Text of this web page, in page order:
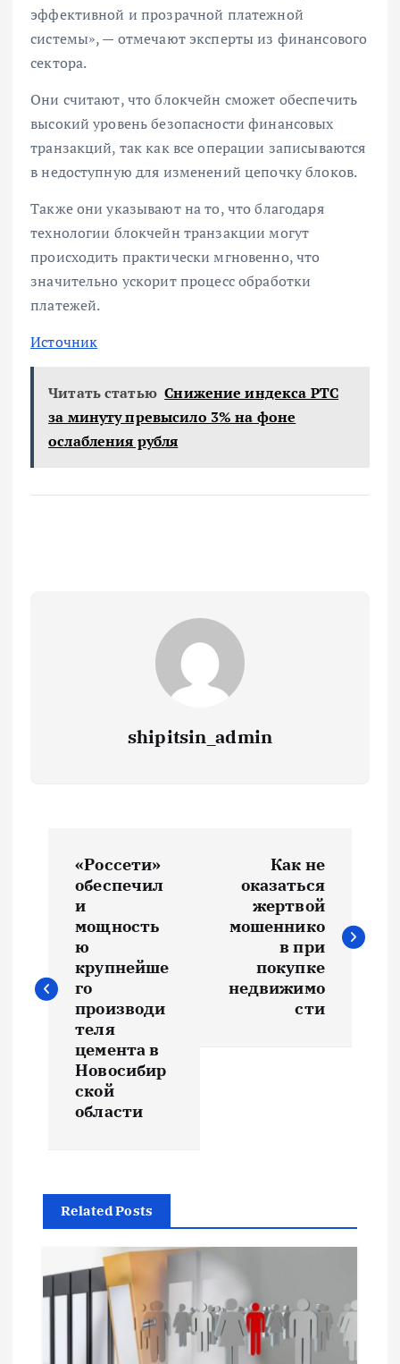
эффективной и прозрачной платежной
системы», — отмечают эксперты из финансового
сектора.
Они считают, что блокчейн сможет обеспечить
высокий уровень безопасности финансовых
транзакций, так как все операции записываются
в недоступную для изменений цепочку блоков.
Также они указывают на то, что благодаря
технологии блокчейн транзакции могут
происходить практически мгновенно, что
значительно ускорит процесс обработки
платежей.
Источник
Читать статью Снижение индекса РТС
за минуту превысило 3% на фоне
ослабления рубля
shipitsin_admin
и
я
п
о
«Россети»
обеспечил
и
мощность
ю
крупнейше
го
производи
теля
цемента в
Новосибир
ской
области
Как не
оказаться
жертвой
мошеннико
в при
покупке
недвижимо
сти
Related Posts